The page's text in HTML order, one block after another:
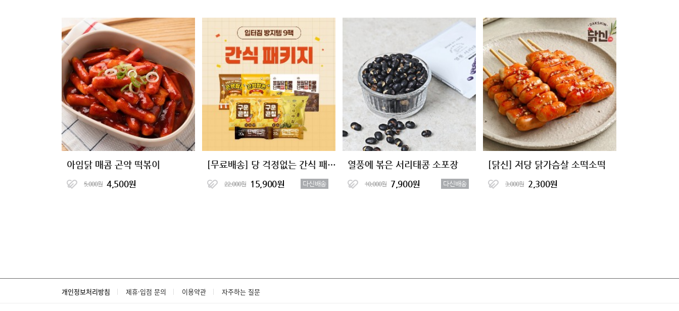
아임닭 매콤 곤약 떡볶이
5,000원 4,500원
[무료배송] 당 걱정없는 간식 패키지 (총9팩)
22,000원 15,900원 다신배송
열풍에 볶은 서리태콩 소포장
10,000원 7,900원 다신배송
[닭신] 저당 닭가슴살 소떡소떡
3,000원 2,300원
개인정보처리방침 제휴·입점 문의 이용약관 자주하는 질문